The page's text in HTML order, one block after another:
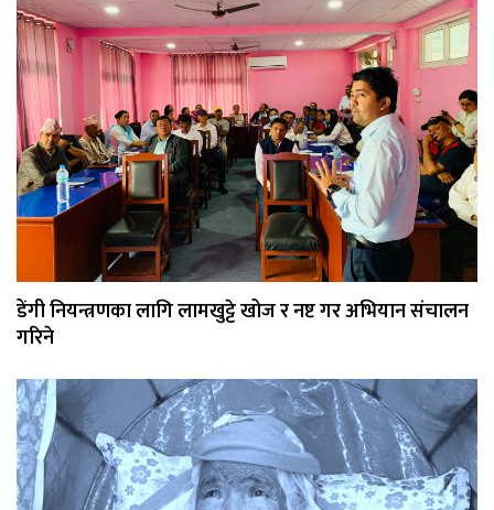
डेंगी नियन्त्रणका लागि लामखुट्टे खोज र नष्ट गर अभियान संचालन
गरिने